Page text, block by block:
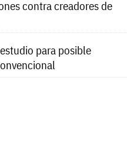
contra creadores de
para posible